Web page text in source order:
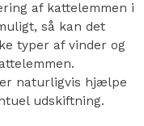
af kattelemmen i
så kan det
typer af vinder og
naturligvis hjælpe
udskiftning.